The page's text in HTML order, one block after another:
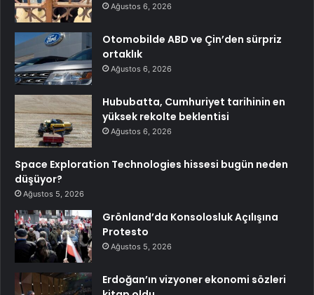
Ağustos 6, 2026
Otomobilde ABD ve Çin’den sürpriz
ortaklık
Ağustos 6, 2026
Hububatta, Cumhuriyet tarihinin en
yüksek rekolte beklentisi
Ağustos 6, 2026
Space Exploration Technologies hissesi bugün neden
düşüyor?
Ağustos 5, 2026
Grönland’da Konsolosluk Açılışına
Protesto
Ağustos 5, 2026
Erdoğan’ın vizyoner ekonomi sözleri